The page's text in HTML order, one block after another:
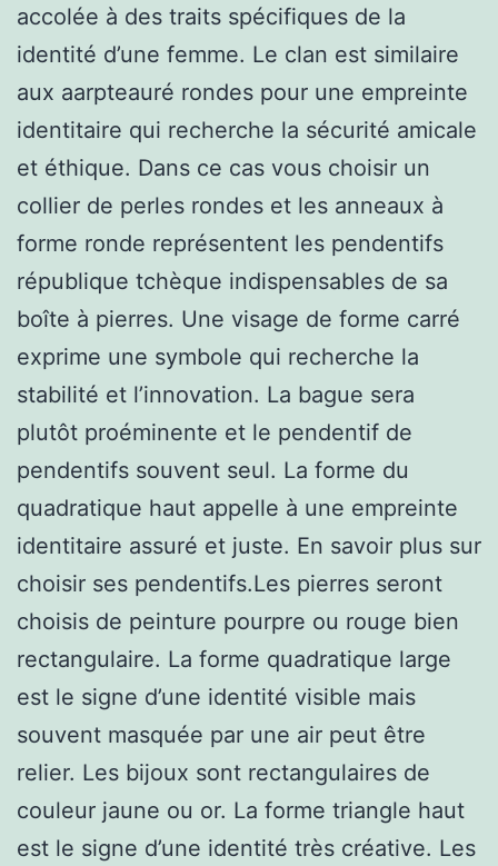
accolée à des traits spécifiques de la
identité d’une femme. Le clan est similaire
aux aarpteauré rondes pour une empreinte
identitaire qui recherche la sécurité amicale
et éthique. Dans ce cas vous choisir un
collier de perles rondes et les anneaux à
forme ronde représentent les pendentifs
république tchèque indispensables de sa
boîte à pierres. Une visage de forme carré
exprime une symbole qui recherche la
stabilité et l’innovation. La bague sera
plutôt proéminente et le pendentif de
pendentifs souvent seul. La forme du
quadratique haut appelle à une empreinte
identitaire assuré et juste. En savoir plus sur
choisir ses pendentifs.Les pierres seront
choisis de peinture pourpre ou rouge bien
rectangulaire. La forme quadratique large
est le signe d’une identité visible mais
souvent masquée par une air peut être
relier. Les bijoux sont rectangulaires de
couleur jaune ou or. La forme triangle haut
est le signe d’une identité très créative. Les